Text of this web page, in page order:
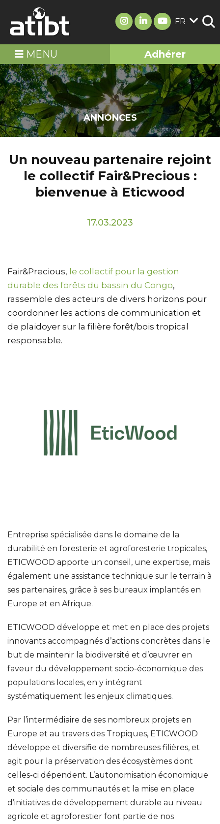
FR
MENU Adhérer
ANNONCES
Un nouveau partenaire rejoint
le collectif Fair&Precious :
bienvenue à Eticwood
17.03.2023
Fair&Precious, le collectif pour la gestion
durable des forêts du bassin du Congo,
rassemble des acteurs de divers horizons pour
coordonner les actions de communication et
de plaidoyer sur la filière forêt/bois tropical
responsable.
Entreprise spécialisée dans le domaine de la
durabilité en foresterie et agroforesterie tropicales,
ETICWOOD apporte un conseil, une expertise, mais
également une assistance technique sur le terrain à
ses partenaires, grâce à ses bureaux implantés en
Europe et en Afrique.
ETICWOOD développe et met en place des projets
innovants accompagnés d’actions concrètes dans le
but de maintenir la biodiversité et d’œuvrer en
faveur du développement socio-économique des
populations locales, en y intégrant
systématiquement les enjeux climatiques.
Par l’intermédiaire de ses nombreux projets en
Europe et au travers des Tropiques, ETICWOOD
développe et diversifie de nombreuses filières, et
agit pour la préservation des écosystèmes dont
celles-ci dépendent. L’autonomisation économique
et sociale des communautés et la mise en place
d’initiatives de développement durable au niveau
agricole et agroforestier font partie de nos